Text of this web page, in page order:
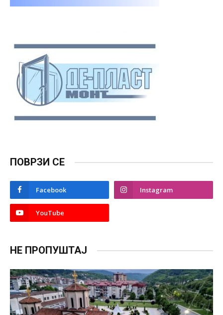
ПОВРЗИ СЕ
Facebook Instagram
YouTube
НЕ ПРОПУШТАЈ